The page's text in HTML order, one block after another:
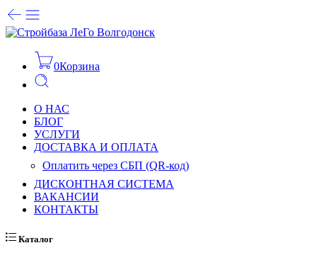
0Корзина
О НАС
БЛОГ
УСЛУГИ
ДОСТАВКА И ОПЛАТА
Оплатить через СБП (QR-код)
ДИСКОНТНАЯ СИСТЕМА
ВАКАНСИИ
КОНТАКТЫ
Каталог